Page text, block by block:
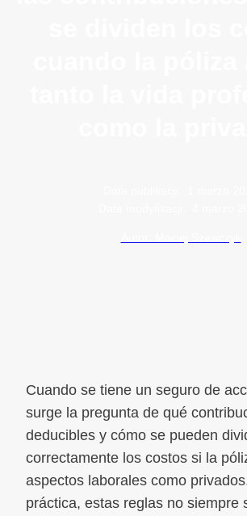
Cuando se tiene un seguro de
surge la pregunta de qué
deducibles y cómo se pueden
correctamente los costos si la
aspectos laborales como
práctica, estas reglas no siempre